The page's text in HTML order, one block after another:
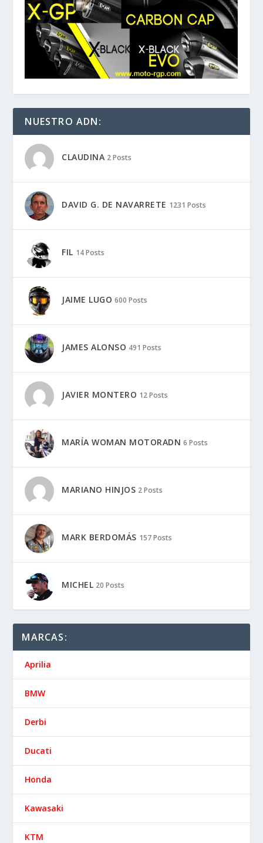
NUESTRO ADN:
CLAUDINA 2 Posts
DAVID G. DE NAVARRETE 1231 Posts
FIL 14 Posts
JAIME LUGO 600 Posts
JAMES ALONSO 491 Posts
JAVIER MONTERO 12 Posts
MARÍA WOMAN MOTORADN 6 Posts
MARIANO HINJOS 2 Posts
MARK BERDOMÁS 157 Posts
MICHEL 20 Posts
MARCAS:
Aprilia
BMW
Derbi
Ducati
Honda
Kawasaki
KTM